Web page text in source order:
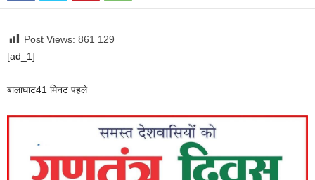
Post Views: 861 129
[ad_1]
बालाघाट41 मिनट पहले